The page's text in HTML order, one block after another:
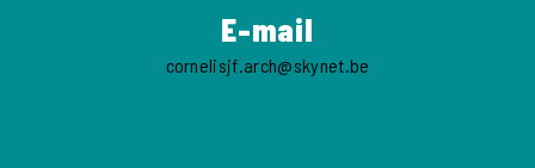
E-mail
cornelisjf.arch@skynet.be